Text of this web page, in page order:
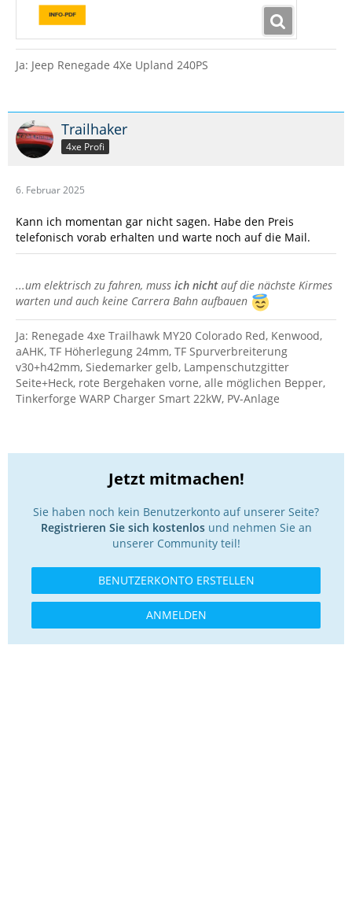
Ja: Jeep Renegade 4Xe Upland 240PS
Trailhaker
4xe Profi
6. Februar 2025
Kann ich momentan gar nicht sagen. Habe den Preis
telefonisch vorab erhalten und warte noch auf die Mail.
...um elektrisch zu fahren, muss ich nichtauf die nächste Kirmes
warten und auch keine Carrera Bahn aufbauen
Ja: Renegade 4xe Trailhawk MY20 Colorado Red, Kenwood,
aAHK, TF Höherlegung 24mm, TF Spurverbreiterung
v30+h42mm, Siedemarker gelb, Lampenschutzgitter
Seite+Heck, rote Bergehaken vorne, alle möglichen Bepper,
Tinkerforge WARP Charger Smart 22kW, PV-Anlage
Jetzt mitmachen!
Sie haben noch kein Benutzerkonto auf unserer Seite?
Registrieren Sie sich kostenlosund nehmen Sie an
unserer Community teil!
BENUTZERKONTO ERSTELLEN
ANMELDEN